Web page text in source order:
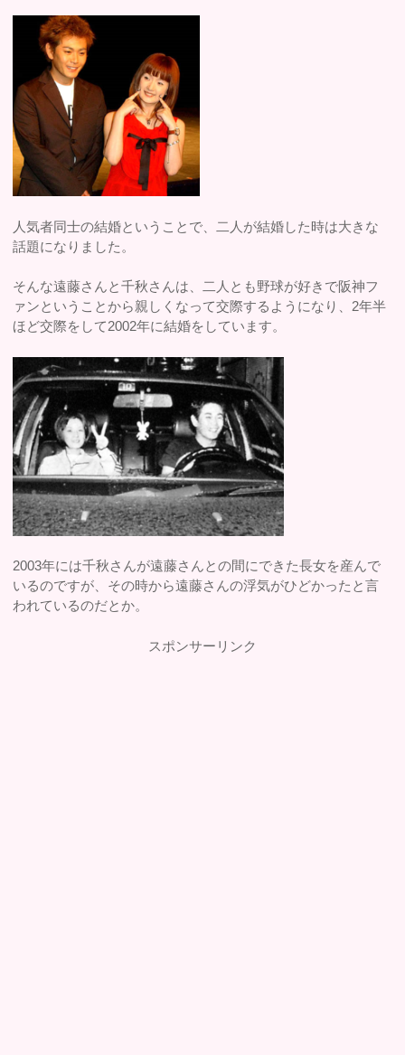
人気者同士の結婚ということで、二人が結婚した時は大きな
話題になりました。
そんな遠藤さんと千秋さんは、二人とも野球が好きで阪神フ
ァンということから親しくなって交際するようになり、2年半
ほど交際をして2002年に結婚をしています。
2003年には千秋さんが遠藤さんとの間にできた長女を産んで
いるのですが、その時から遠藤さんの浮気がひどかったと言
われているのだとか。
スポンサーリンク